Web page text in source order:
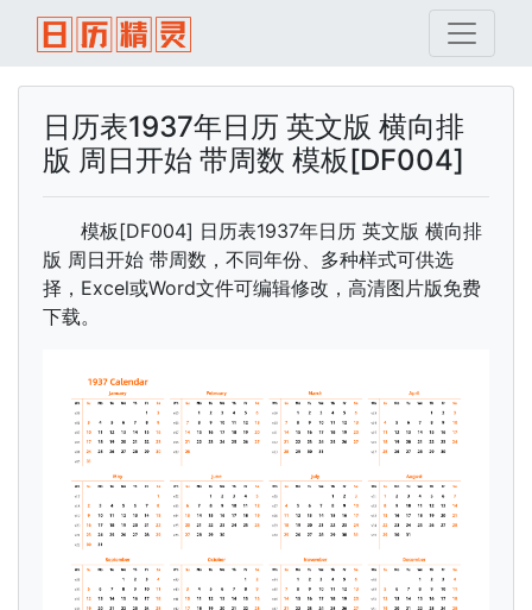
日历表1937年日历 英文版 横向排
版 周日开始 带周数 模板[DF004]
模板[DF004] 日历表1937年日历 英文版 横向排
版 周日开始 带周数，不同年份、多种样式可供选
择，Excel或Word文件可编辑修改，高清图片版免费
下载。